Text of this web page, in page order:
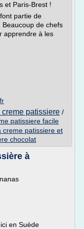
et Paris-Brest !
partie de
de chefs
apprendre à les
creme patissiere /
patissiere facile
creme patissiere et
chocolat
à
en Suède